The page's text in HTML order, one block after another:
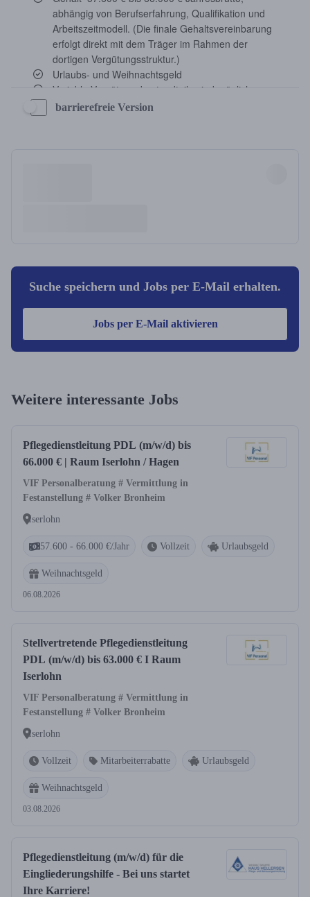
barrierefreie Version
Suche speichern und Jobs per E-Mail erhalten.
Jobs per E-Mail aktivieren
Weitere interessante Jobs
Pflegedienstleitung PDL (m/w/d) bis
66.000 € | Raum Iserlohn / Hagen
VIF Personalberatung # Vermittlung in
Festanstellung # Volker Bronheim
Iserlohn
57.600 - 66.000 €/Jahr Vollzeit Urlaubsgeld
Weihnachtsgeld
06.08.2026
Stellvertretende Pflegedienstleitung
PDL (m/w/d) bis 63.000 € I Raum
Iserlohn
VIF Personalberatung # Vermittlung in
Festanstellung # Volker Bronheim
Iserlohn
Vollzeit Mitarbeiterrabatte Urlaubsgeld
Weihnachtsgeld
03.08.2026
Pflegedienstleitung (m/w/d) für die
Eingliederungshilfe - Bei uns startet
Ihre Karriere!